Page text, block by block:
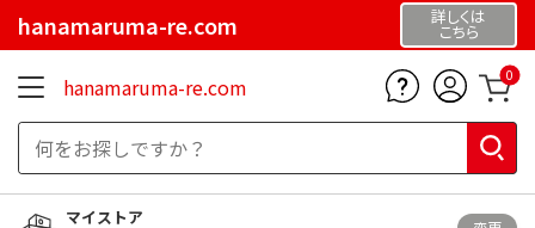
hanamaruma-re.com 詳しくは
こちら
hanamaruma-re.com 0
マイストア